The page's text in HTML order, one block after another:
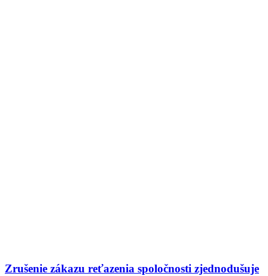
Zrušenie zákazu reťazenia spoločnosti zjednodušuje